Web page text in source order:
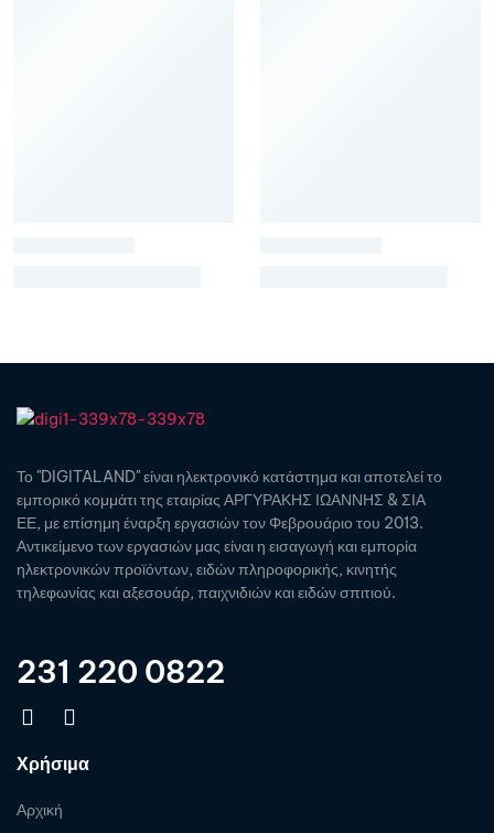
Το "DIGITALAND" είναι ηλεκτρονικό κατάστημα και αποτελεί το
εμπορικό κομμάτι της εταιρίας ΑΡΓΥΡΑΚΗΣ ΙΩΑΝΝΗΣ & ΣΙΑ
ΕΕ, με επίσημη έναρξη εργασιών τον Φεβρουάριο του 2013.
Αντικείμενο των εργασιών μας είναι η εισαγωγή και εμπορία
ηλεκτρονικών προϊόντων, ειδών πληροφορικής, κινητής
τηλεφωνίας και αξεσουάρ, παιχνιδιών και ειδών σπιτιού.
231 220 0822
Χρήσιμα
Αρχική